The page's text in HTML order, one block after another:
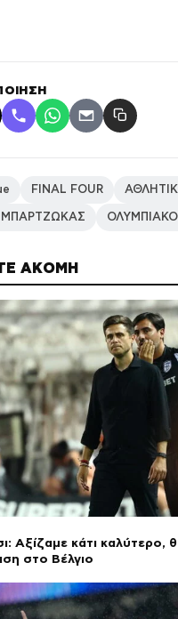
ΑΚΟΜΗ
Αξίζαμε κάτι καλύτερο,
στο Βέλγιο
FINAL FOUR
ΜΠΑΡΤΖΩΚΑΣ